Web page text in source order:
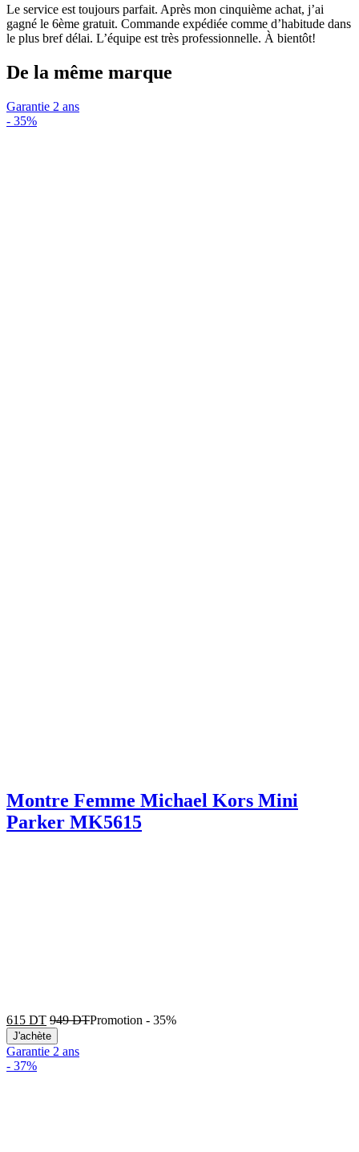
Le service est toujours parfait. Après mon cinquième achat, j’ai
gagné le 6ème gratuit. Commande expédiée comme d’habitude dans
le plus bref délai. L’équipe est très professionnelle. À bientôt!
De la même marque
Garantie 2 ans
- 35%
Montre Femme Michael Kors Mini
Parker MK5615
615 DT 949DTPromotion - 35%
J'achète
Garantie 2 ans
- 37%